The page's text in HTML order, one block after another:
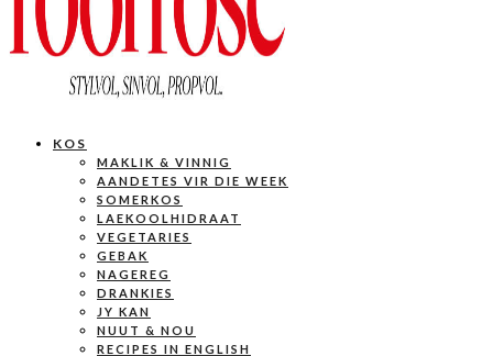
KOS
MAKLIK & VINNIG
AANDETES VIR DIE WEEK
SOMERKOS
LAEKOOLHIDRAAT
VEGETARIES
GEBAK
NAGEREG
DRANKIES
JY KAN
NUUT & NOU
RECIPES IN ENGLISH